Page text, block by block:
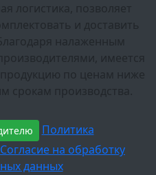
логистика, позволяет
и доставить
налаженным
имеется
по ценам ниже
производства.
Политика
Согласие на обработку
данных